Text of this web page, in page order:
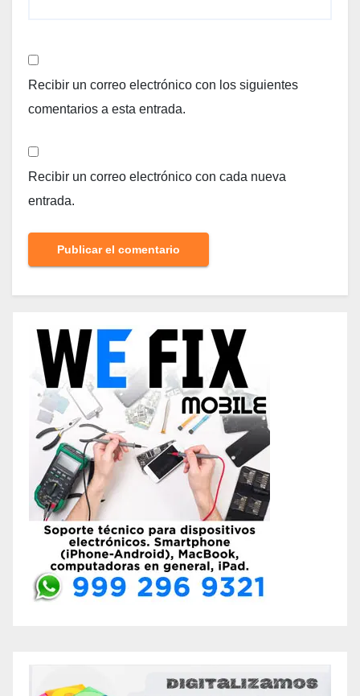
Recibir un correo electrónico con los siguientes
comentarios a esta entrada.
Recibir un correo electrónico con cada nueva
entrada.